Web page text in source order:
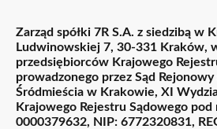
Zarząd spółki 7R S.A. z siedzibą w
Ludwinowskiej 7, 30-331 Kraków,
przedsiębiorców Krajowego
prowadzonego przez Sąd
Śródmieścia w Krakowie, XI
Krajowego Rejestru Sądowego pod
0000379632, NIP: 6772320831,